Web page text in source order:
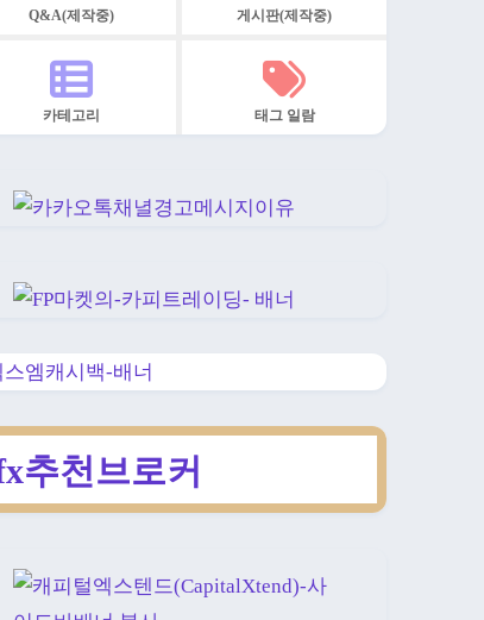
Q&A(제작중) 게시판(제작중)
카테고리 태그 일람